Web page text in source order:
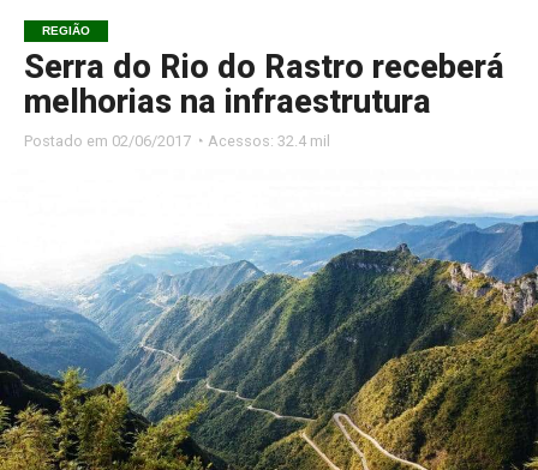
REGIÃO
Serra do Rio do Rastro receberá
melhorias na infraestrutura
Postado em 02/06/2017 ◔ Acessos: 32.4 mil